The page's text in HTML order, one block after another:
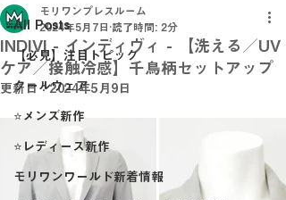
All Posts
【必見】注目トピック
クールウェア
⭐メンズ新作
⭐レディース新作
モリワンワールド新着情報
INDIVI - インディヴィ - 【洗える／UV
ケア／接触冷感】千鳥柄セットアップ
モリワンプレスルーム
2024年5月7日 読了時間: 2分
更新日：2024年5月9日